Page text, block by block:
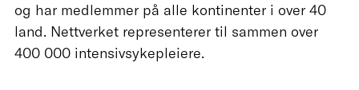
og har medlemmer på alle kontinenter i over 40
land. Nettverket representerer til sammen over
400 000 intensivsykepleiere.